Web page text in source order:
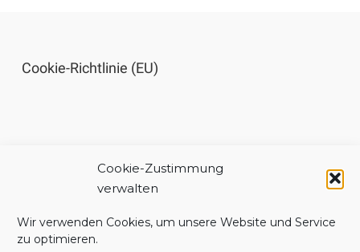
Cookie-Zustimmung
verwalten
Wir verwenden Cookies, um unsere Website und Service
zu optimieren.
Cookie-Richtlinie (EU)